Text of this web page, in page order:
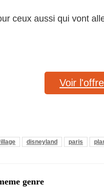
ceux aussi qui vont
Voir
disneyland paris
genre